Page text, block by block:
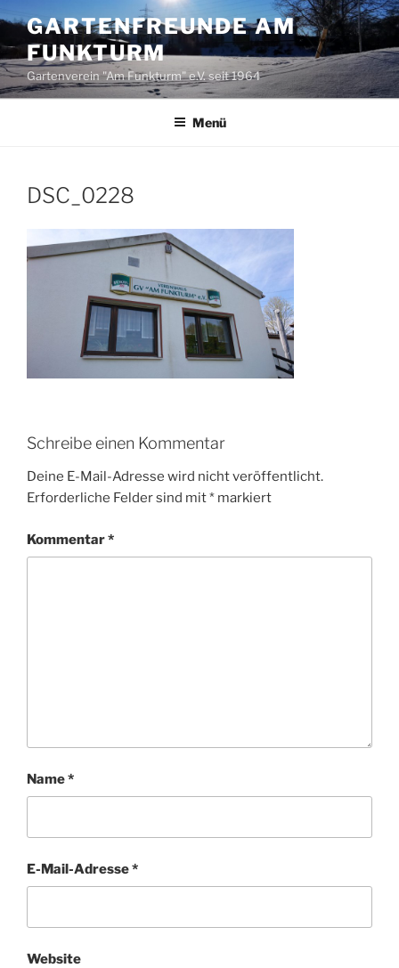
Inhalt
springen
GARTENFREUNDE AM
FUNKTURM
Gartenverein "Am Funkturm" e.V. seit 1964
Menü
DSC_0228
Schreibe einen Kommentar
Deine E-Mail-Adresse wird nicht veröffentlicht.
Erforderliche Felder sind mit* markiert
Kommentar*
Name*
E-Mail-Adresse*
Website